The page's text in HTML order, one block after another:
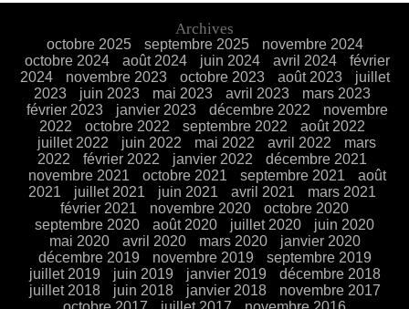
Archives
octobre 2025 septembre 2025
novembre 2024
octobre 2024
août 2024 juin 2024 avril 2024
février
2024
novembre 2023 octobre 2023 août 2023
juillet
2023
juin 2023 mai 2023 avril 2023
mars 2023
février 2023
janvier 2023 décembre 2022
novembre
2022
octobre 2022 septembre 2022
août 2022
juillet 2022
juin 2022 mai 2022 avril 2022
mars
2022
février 2022 janvier 2022
décembre 2021
novembre 2021
octobre 2021 septembre 2021
août
2021
juillet 2021 juin 2021 avril 2021
mars 2021
février 2021
novembre 2020
octobre 2020
septembre 2020
août 2020 juillet 2020
juin 2020
mai 2020
avril 2020 mars 2020
janvier 2020
décembre 2019
novembre 2019
septembre 2019
juillet 2019
juin 2019 janvier 2019
décembre 2018
juillet 2018
juin 2018 janvier 2018
novembre 2017